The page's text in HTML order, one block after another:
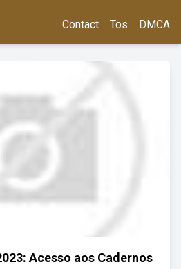
Contact Tos DMCA
Acesso aos Cadernos